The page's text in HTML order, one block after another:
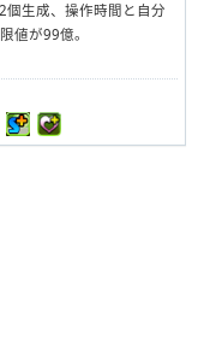
個生成、操作時間と自分
値が99億。